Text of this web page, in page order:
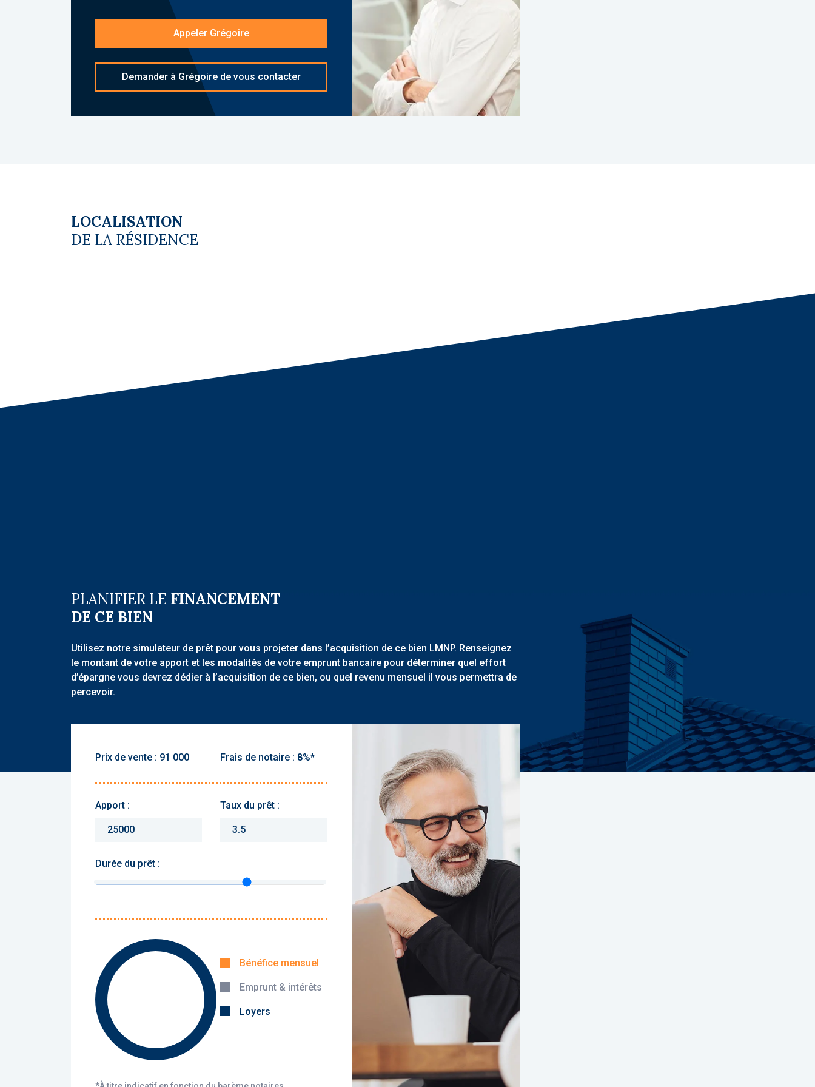
Les diagnostics sont en cours de réalisation.
Le coin du LMNP - Grégoire Déporte agent basé à NEUILLY SUR SEINE - 01 84 78 46 50 -
Plus d'informations sur[email protected]réf. 27990 Bien soumis au statut juridique de la
Copropriété. Charges annuelles de copropriété (Montant moyen annuel quote-part du
budget prévisionnel vendeur) : 334 €. Pas de procédure en cours. Honoraires à la charge
du vendeur
Appeler Grégoire
Demander à Grégoire de vous contacter
LOCALISATION
DE LA RÉSIDENCE
PLANIFIER LE FINANCEMENT
DE CE BIEN
Utilisez notre simulateur de prêt pour vous projeter dans l’acquisition de ce bien LMNP. Renseignez
le montant de votre apport et les modalités de votre emprunt bancaire pour déterminer quel effort
d’épargne vous devrez dédier à l’acquisition de ce bien, ou quel revenu mensuel il vous permettra de
percevoir.
Prix de vente : Frais de notaire :
Apport : Taux du prêt :
Durée du prêt :
Yearly rent :
Bénéfice mensuel
Emprunt & intérêts
Loyers